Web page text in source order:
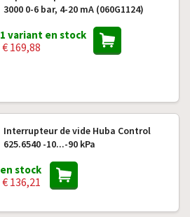
3000 0-6 bar, 4-20 mA (060G1124)
1 variant en stock
€ 169,88
Interrupteur de vide Huba Control
625.6540 -10...-90 kPa
en stock
€ 136,21